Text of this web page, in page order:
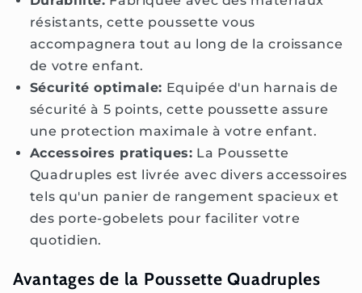
résistants, cette poussette vous
accompagnera tout au long de la croissance
de votre enfant.
Sécurité optimale: Equipée d'un harnais de
sécurité à 5 points, cette poussette assure
une protection maximale à votre enfant.
Accessoires pratiques: La Poussette
Quadruples est livrée avec divers accessoires
tels qu'un panier de rangement spacieux et
des porte-gobelets pour faciliter votre
quotidien.
Avantages de la Poussette Quadruples